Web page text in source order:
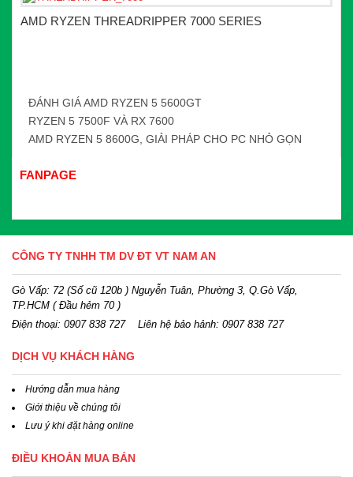
AMD RYZEN THREADRIPPER 7000 SERIES
ĐÁNH GIÁ AMD RYZEN 5 5600GT
RYZEN 5 7500F VÀ RX 7600
AMD RYZEN 5 8600G, GIẢI PHÁP CHO PC NHỎ GỌN
FANPAGE
CÔNG TY TNHH TM DV ĐT VT NAM AN
Gò Vấp: 72 (Số cũ 120b ) Nguyễn Tuân, Phường 3, Q.Gò Vấp,
TP.HCM ( Đầu hẻm 70 )
Điện thoại: 0907 838 727Liên hệ bảo hảnh: 0907 838 727
DỊCH VỤ KHÁCH HÀNG
Hướng dẫn mua hàng
Giới thiệu về chúng tôi
Lưu ý khi đặt hàng online
ĐIỀU KHOẢN MUA BÁN